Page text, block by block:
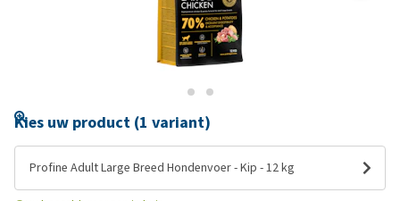
Kies uw product (1 variant)
Profine Adult Large Breed Hondenvoer - Kip - 12 kg